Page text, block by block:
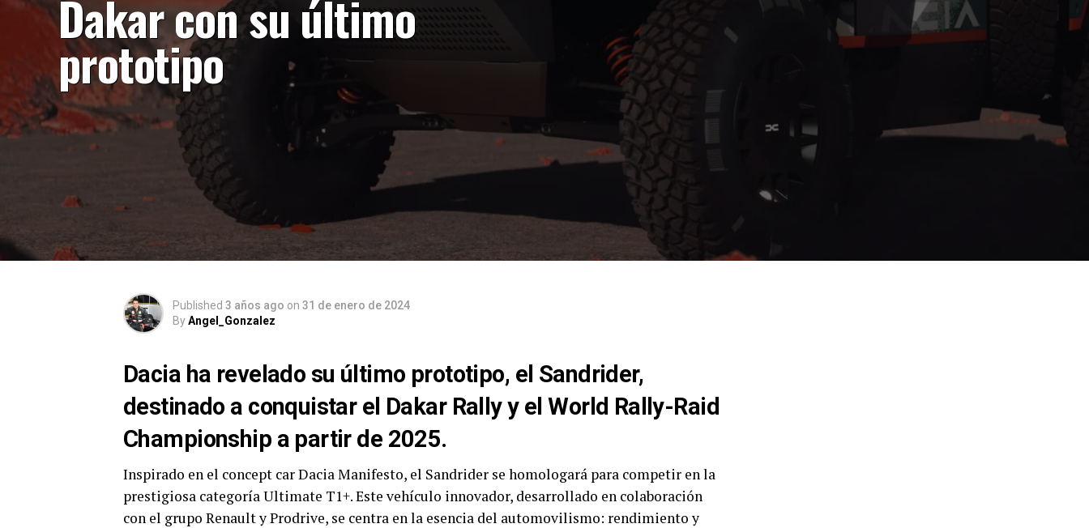
Dakar con su último
prototipo
Published 3 años ago on 31 de enero de 2024
ByAngel_Gonzalez
Dacia ha revelado su último prototipo, el Sandrider,
destinado a conquistar el Dakar Rally y el World Rally-Raid
Championship a partir de 2025.
Inspirado en el concept car Dacia Manifesto, el Sandrider se homologará para competir en la
prestigiosa categoría Ultimate T1+. Este vehículo innovador, desarrollado en colaboración
con el grupo Renault y Prodrive, se centra en la esencia del automovilismo: rendimiento y